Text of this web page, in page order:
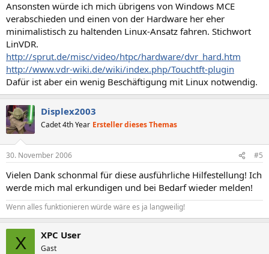
Ansonsten würde ich mich übrigens von Windows MCE
verabschieden und einen von der Hardware her eher
minimalistisch zu haltenden Linux-Ansatz fahren. Stichwort
LinVDR.
http://sprut.de/misc/video/htpc/hardware/dvr_hard.htm
http://www.vdr-wiki.de/wiki/index.php/Touchtft-plugin
Dafür ist aber ein wenig Beschäftigung mit Linux notwendig.
Displex2003
Cadet 4th Year Ersteller dieses Themas
30. November 2006 #5
Vielen Dank schonmal für diese ausführliche Hilfestellung! Ich
werde mich mal erkundigen und bei Bedarf wieder melden!
Wenn alles funktionieren würde wäre es ja langweilig!
X XPC User
Gast